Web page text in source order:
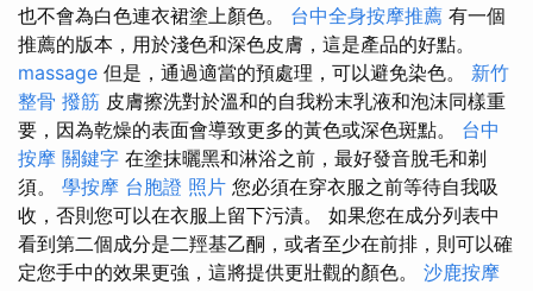
也不會為白色連衣裙塗上顏色。 台中全身按摩推薦 有一個
推薦的版本，用於淺色和深色皮膚，這是產品的好點。
massage 但是，通過適當的預處理，可以避免染色。 新竹
整骨 撥筋 皮膚擦洗對於溫和的自我粉末乳液和泡沫同樣重
要，因為乾燥的表面會導致更多的黃色或深色斑點。 台中
按摩 關鍵字 在塗抹曬黑和淋浴之前，最好發音脫毛和剃
須。 學按摩 台胞證 照片 您必須在穿衣服之前等待自我吸
收，否則您可以在衣服上留下污漬。 如果您在成分列表中
看到第二個成分是二羥基乙酮，或者至少在前排，則可以確
定您手中的效果更強，這將提供更壯觀的顏色。 沙鹿按摩